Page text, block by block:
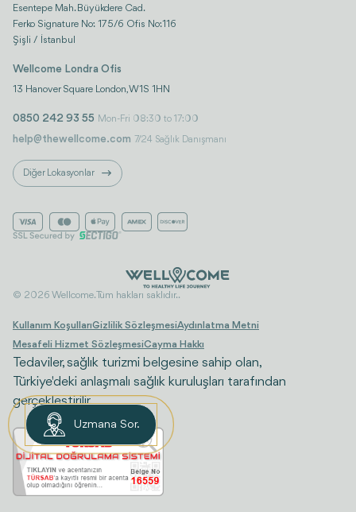
Esentepe Mah. Büyükdere Cad.
Ferko Signature No: 175/6 Ofis No:116
Şişli / İstanbul
Wellcome Londra Ofis
13 Hanover Square London, W1S 1HN
0850 242 93 55 Mon-Fri 08:30 to 17:00
help@thewellcome.com 7/24 Sağlık Danışmanı
Diğer Lokasyonlar
© 2026 Wellcome. Tüm hakları saklıdır..
Kullanım KoşullarıGizlilik SözleşmesiAydınlatma Metni
Mesafeli Hizmet SözleşmesiCayma Hakkı
Tedaviler, sağlık turizmi belgesine sahip olan,
Türkiye'deki anlaşmalı sağlık kuruluşları tarafından
gerçekleştirilir.
Uzmana Sor.